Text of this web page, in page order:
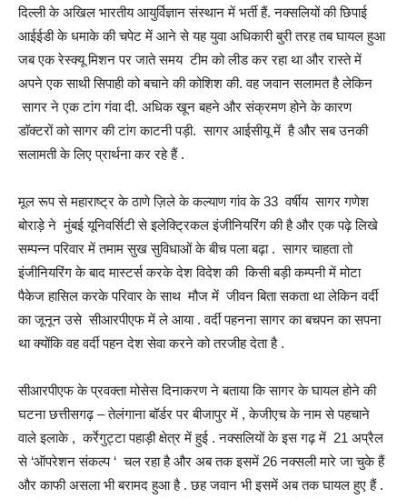
दिल्ली के अखिल भारतीय आयुर्विज्ञान संस्थान में भर्ती हैं. नक्सलियों की छिपाई
आईईडी के धमाके की चपेट में आने से यह युवा अधिकारी बुरी तरह तब घायल हुआ
जब एक रेस्क्यू मिशन पर जाते समय टीम को लीड कर रहा था और रास्ते में
अपने एक साथी सिपाही को बचाने की कोशिश की. वह जवान सलामत है लेकिन
सागर ने एक टांग गंवा दी. अधिक खून बहने और संक्रमण होने के कारण
डॉक्टरों को सागर की टांग काटनी पड़ी. सागर आईसीयू में है और सब उनकी
सलामती के लिए प्रार्थना कर रहे हैं .
मूल रूप से महाराष्ट्र के ठाणे ज़िले के कल्याण गांव के 33 वर्षीय सागर गणेश
बोराड़े ने मुंबई यूनिवर्सिटी से इलेक्ट्रिकल इंजीनियरिंग की है और एक पढ़े लिखे
सम्पन्न परिवार में तमाम सुख सुविधाओं के बीच पला बढ़ा . सागर चाहता तो
इंजीनियरिंग के बाद मास्टर्स करके देश विदेश की किसी बड़ी कम्पनी में मोटा
पैकेज हासिल करके परिवार के साथ मौज में जीवन बिता सकता था लेकिन वर्दी
का जूनून उसे सीआरपीएफ में ले आया . वर्दी पहनना सागर का बचपन का सपना
था क्योंकि वह वर्दी पहन देश सेवा करने को तरजीह देता है .
सीआरपीएफ के प्रवक्ता मोसेस दिनाकरण ने बताया कि सागर के घायल होने की
घटना छत्तीसगढ़ – तेलंगाना बॉर्डर पर बीजापुर में , केजीएच के नाम से पहचाने
वाले इलाके , कर्रेगुट्टा पहाड़ी क्षेत्र में हुई . नक्सलियों के इस गढ़ में 21 अप्रैल
से ‘ऑपरेशन संकल्प ‘ चल रहा है और अब तक इसमें 26 नक्सली मारे जा चुके हैं
और काफी असला भी बरामद हुआ है . छह जवान भी इसमें अब तक घायल हुए हैं .